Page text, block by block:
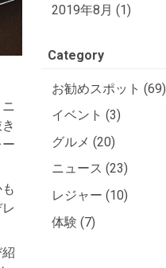
2019年8月 (1)
Category
お勧めスポット (69)
イベント (3)
グルメ (20)
ニュース (23)
レジャー (10)
体験 (7)